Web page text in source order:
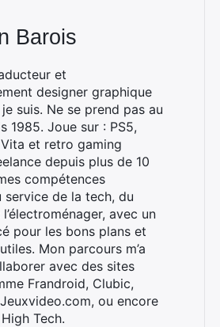
Barois
et
designer graphique
suis. Ne se prend pas au
1985. Joue sur : PS5,
et retro gaming
depuis plus de 10
compétences
service de la tech, du
avec un
pour les bons plans et
Mon parcours m’a
avec des sites
Frandroid, Clubic,
ou encore
Tech.